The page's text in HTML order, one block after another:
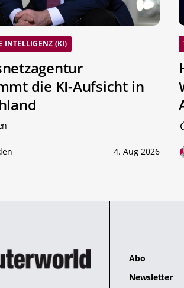
INTELLIGENZ (KI)
die KI-Aufsicht in
4. Aug 2026
Abo
Newsletter